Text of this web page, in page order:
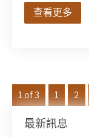
查看更多
1 of 3 1 2
最新訊息
徵求參與115